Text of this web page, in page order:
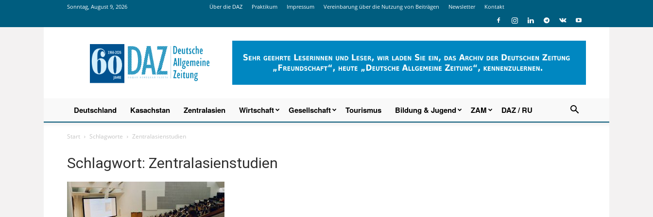
Sonntag, August 9, 2026 Über die DAZ Praktikum Impressum Vereinbarung über die Nutzung von Beiträgen Newsletter Kontakt
Deutsche
Allgemeine
Zeitung
Deutschland Kasachstan Zentralasien Wirtschaft Gesellschaft Tourismus Bildung & Jugend ZAM DAZ / RU
Start Schlagworte Zentralasienstudien
Schlagwort: Zentralasienstudien